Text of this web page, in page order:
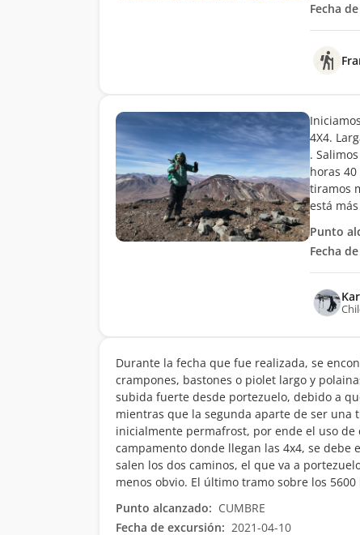
Fecha
4X4.
.
horas
tiramos
está
Punto
Fecha
Durante la fecha que fue realizada, se
crampones, bastones o piolet largo y
subida fuerte desde portezuelo, debido a
mientras que la segunda aparte de ser una
inicialmente permafrost, por ende el uso de
campamento donde llegan las 4x4, se
salen los dos caminos, el que va a
menos obvio. El último tramo sobre los
Punto alcanzado: CUMBRE
Fecha de excursión: 2021-04-10